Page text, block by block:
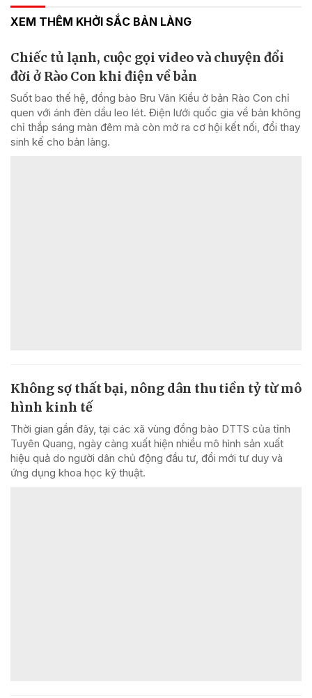
XEM THÊM KHỞI SẮC BẢN LÀNG
Chiếc tủ lạnh, cuộc gọi video và chuyện đổi
đời ở Rào Con khi điện về bản
Suốt bao thế hệ, đồng bào Bru Vân Kiều ở bản Rào Con chỉ
quen với ánh đèn dầu leo lét. Điện lưới quốc gia về bản không
chỉ thắp sáng màn đêm mà còn mở ra cơ hội kết nối, đổi thay
sinh kế cho bản làng.
Không sợ thất bại, nông dân thu tiền tỷ từ mô
hình kinh tế
Thời gian gần đây, tại các xã vùng đồng bào DTTS của tỉnh
Tuyên Quang, ngày càng xuất hiện nhiều mô hình sản xuất
hiệu quả do người dân chủ động đầu tư, đổi mới tư duy và
ứng dụng khoa học kỹ thuật.